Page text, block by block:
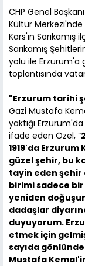
CHP Genel
Kültür Merkezi'nde
Kars'ın
Sarıkamış
yolu ile Erzurum'a
toplantısında
"Erzurum tarihi
Gazi Mustafa
yaktığı
ifade eden Özel, “
1919'da
güzel şehir, bu
tayin eden şehir
birimi sadece
yeniden
dadaşlar
duyuyorum.
etmek için
sayıda
Mustafa